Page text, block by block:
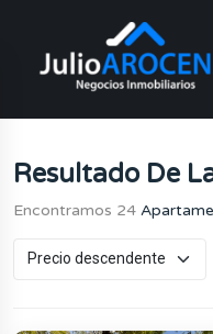
Resultado De
Encontramos 24